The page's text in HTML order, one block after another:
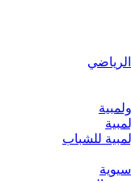
للشباب